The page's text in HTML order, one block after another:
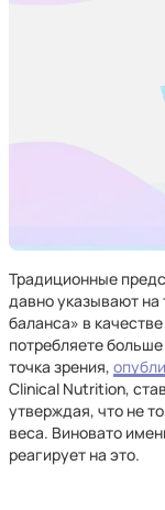
Традиционные
давно указывают
баланса» в
потребляете
точка зрения,
Clinical Nutrition,
утверждая, что не
веса. Виновато
реагирует на это.